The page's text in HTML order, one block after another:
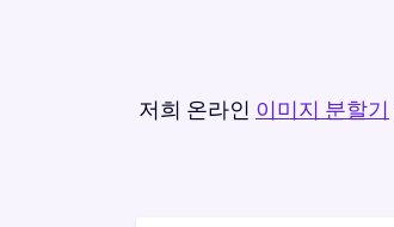
저희 온라인 이미지 분할기